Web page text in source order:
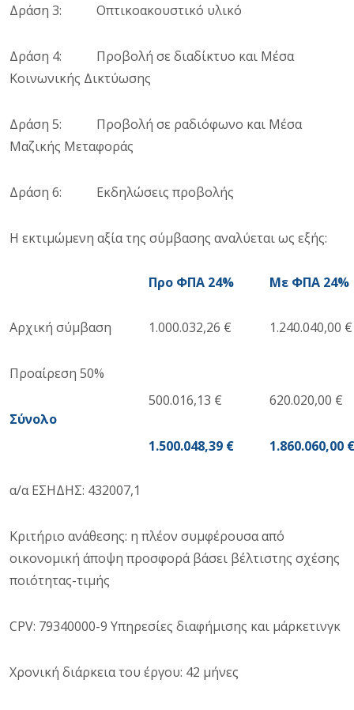
Δράση 3: Οπτικοακουστικό υλικό
Δράση 4: Προβολή σε διαδίκτυο και Μέσα
Κοινωνικής Δικτύωσης
Δράση 5: Προβολή σε ραδιόφωνο και Μέσα
Μαζικής Μεταφοράς
Δράση 6: Εκδηλώσεις προβολής
Η εκτιμώμενη αξία της σύμβασης αναλύεται ως εξής:
Προ ΦΠΑ 24% Με ΦΠΑ 24%
Αρχική σύμβαση 1.000.032,26 € 1.240.040,00 €
Προαίρεση 50%
500.016,13 €
620.020,00 €
Σύνολο
1.500.048,39 €
1.860.060,00 €
α/α ΕΣΗΔΗΣ: 432007,1
Κριτήριο ανάθεσης: η πλέον συμφέρουσα από
οικονομική άποψη προσφορά βάσει βέλτιστης σχέσης
ποιότητας-τιμής
CPV: 79340000-9 Υπηρεσίες διαφήμισης και μάρκετινγκ
Χρονική διάρκεια του έργου: 42 μήνες